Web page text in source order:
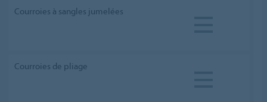
Courroies à sangles jumelées
Courroies de pliage